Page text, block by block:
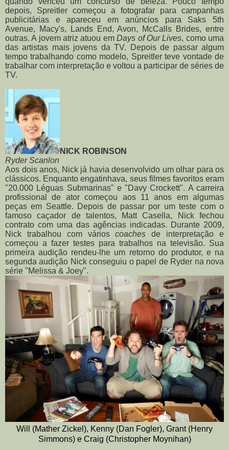
depois, Spreitler começou a fotografar para campanhas
publicitárias e apareceu em anúncios para Saks 5th
Avenue, Macy's, Lands End, Avon, McCalls Brides, entre
outras. A jovem atriz atuou emDays of Our Lives, como uma
das artistas mais jovens da TV. Depois de passar algum
tempo trabalhando como modelo, Spreitler teve vontade de
trabalhar com interpretação e voltou a participar de séries de
TV.
NICK ROBINSON
Ryder Scanlon
Aos dois anos, Nick já havia desenvolvido um olhar para os
clássicos. Enquanto engatinhava, seus filmes favoritos eram
"20.000 Léguas Submarinas" e "Davy Crockett". A carreira
profissional de ator começou aos 11 anos em algumas
peças em Seattle. Depois de passar por um teste com o
famoso caçador de talentos, Matt Casella, Nick fechou
contrato com uma das agências indicadas. Durante 2009,
Nick trabalhou com várioscoaches de interpretação e
começou a fazer testes para trabalhos na televisão. Sua
primeira audição rendeu-lhe um retorno do produtor, e na
segunda audição Nick conseguiu o papel de Ryder na nova
série "Melissa & Joey".
Will (Mather Zickel), Kenny (Dan Fogler), Grant (Henry
Simmons) e Craig (Christopher Moynihan)